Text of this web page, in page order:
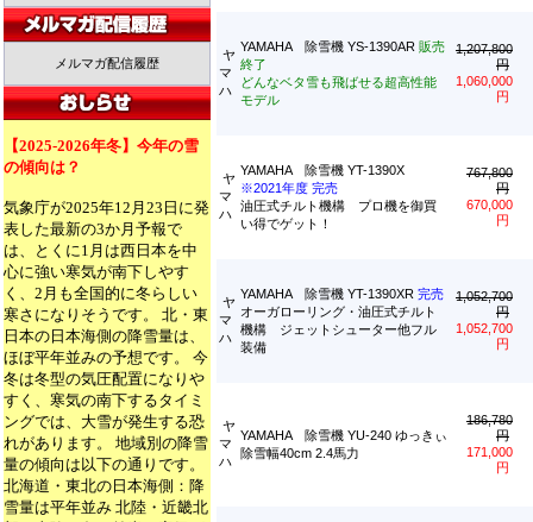
メルマガ配信履歴
【2025-2026年冬】今年の雪
の傾向は？
気象庁が2025年12月23日に発
表した最新の3か月予報で
は、とくに1月は西日本を中
心に強い寒気が南下しやす
く、2月も全国的に冬らしい
寒さになりそうです。 北・東
日本の日本海側の降雪量は、
ほぼ平年並みの予想です。 今
冬は冬型の気圧配置になりや
すく、寒気の南下するタイミ
ングでは、大雪が発生する恐
れがあります。 地域別の降雪
量の傾向は以下の通りです。
北海道・東北の日本海側：降
雪量は平年並み 北陸・近畿北
ヤ
マ
ハ
YAMAHA 除雪機 YS-1390AR 販売
終了
どんなベタ雪も飛ばせる超高性能
モデル
1,207,800
円
1,060,000
円
ヤ
マ
ハ
YAMAHA 除雪機 YT-1390X
※2021年度 完売
油圧式チルト機構 プロ機を御買
い得でゲット！
767,800
円
670,000
円
ヤ
マ
ハ
YAMAHA 除雪機 YT-1390XR 完売
オーガローリング・油圧式チルト
機構 ジェットシューター他フル
装備
1,052,700
円
1,052,700
円
ヤ
マ
ハ
YAMAHA 除雪機 YU-240 ゆっきぃ
除雪幅40cm 2.4馬力
186,780
円
171,000
円